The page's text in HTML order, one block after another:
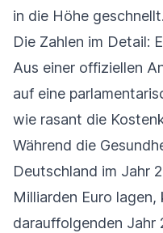
in die Höhe geschnellt.
Die Zahlen im Detail:
Aus einer offiziellen
auf eine
wie rasant die
Während die
Deutschland im Jahr
Milliarden Euro
darauffolgenden